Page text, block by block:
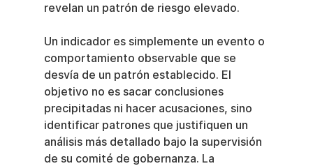
revelan un patrón de riesgo elevado.
Un indicador es simplemente un evento o
comportamiento observable que se
desvía de un patrón establecido. El
objetivo no es sacar conclusiones
precipitadas ni hacer acusaciones, sino
identificar patrones que justifiquen un
análisis más detallado bajo la supervisión
de su comité de gobernanza. La